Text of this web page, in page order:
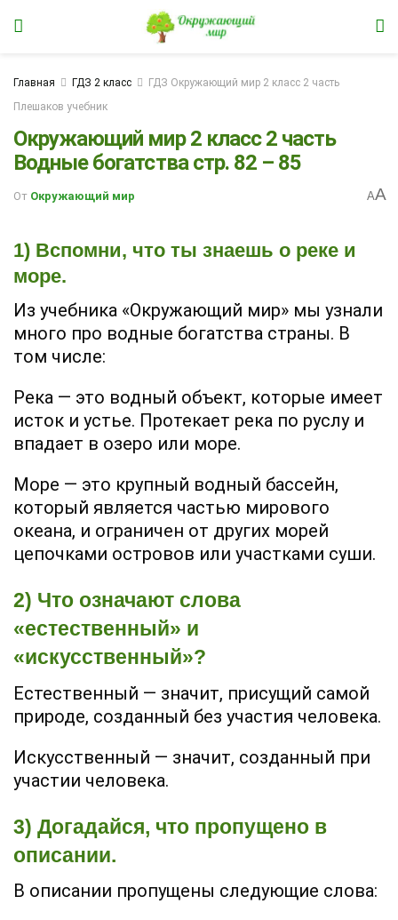
Главная ГДЗ 2 класс
ГДЗ Окружающий мир 2 класс 2 часть
Плешаков учебник
Окружающий мир 2 класс 2 часть
Водные богатства стр. 82 – 85
От Окружающий мир AA
1) Вспомни, что ты знаешь о реке и
море.
Из учебника «Окружающий мир» мы узнали
много про водные богатства страны. В
том числе:
Река — это водный объект, которые имеет
исток и устье. Протекает река по руслу и
впадает в озеро или море.
Море — это крупный водный бассейн,
который является частью мирового
океана, и ограничен от других морей
цепочками островов или участками суши.
2) Что означают слова
«естественный» и
«искусственный»?
Естественный — значит, присущий самой
природе, созданный без участия человека.
Искусственный — значит, созданный при
участии человека.
3) Догадайся, что пропущено в
описании.
В описании пропущены следующие слова: